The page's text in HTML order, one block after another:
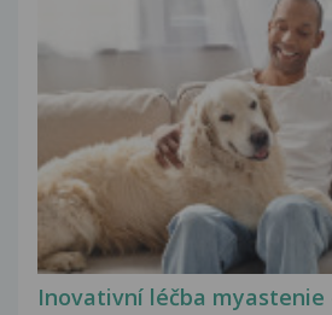
Inovativní léčba myastenie